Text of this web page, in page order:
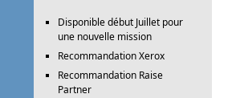
Disponible début Juillet pour
une nouvelle mission
Recommandation Xerox
Recommandation Raise
Partner